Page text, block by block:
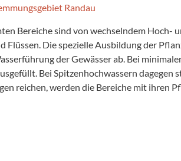
Bereiche sind von wechselndem Hoch-
Flüssen. Die spezielle Ausbildung der
der Gewässer ab. Bei
Bei Spitzenhochwassern dagegen
reichen, werden die Bereiche mit ihren